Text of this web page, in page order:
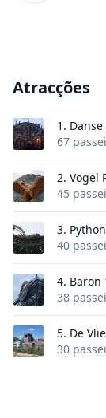
Atracções
1.
67
2. Vogel
45
3. Python
40
4. Baron
38
5. De
30